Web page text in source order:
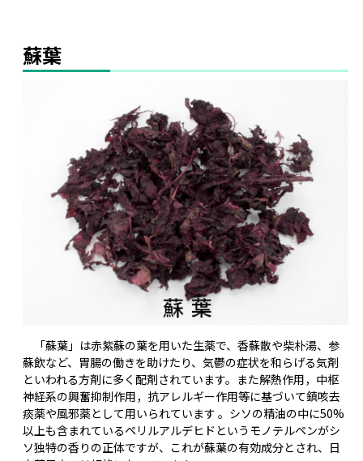
蘇葉
「蘇葉」は赤紫蘇の葉を用いた生薬で、香蘇散や柴朴湯、参
蘇飲など、胃腸の働きを助けたり、気鬱の症状を和らげる気剤
といわれる方剤に多く配剤されています。また解熱作用，中枢
神経系の興奮抑制作用，抗アレルギー作用等に基づいて鎮咳去
痰薬や風邪薬として用いられています 。シソの精油の中に50%
以上も含まれているペリルアルデヒドというモノテルペンがシ
ソ独特の香りの正体ですが、これが蘇葉の有効成分とされ、日